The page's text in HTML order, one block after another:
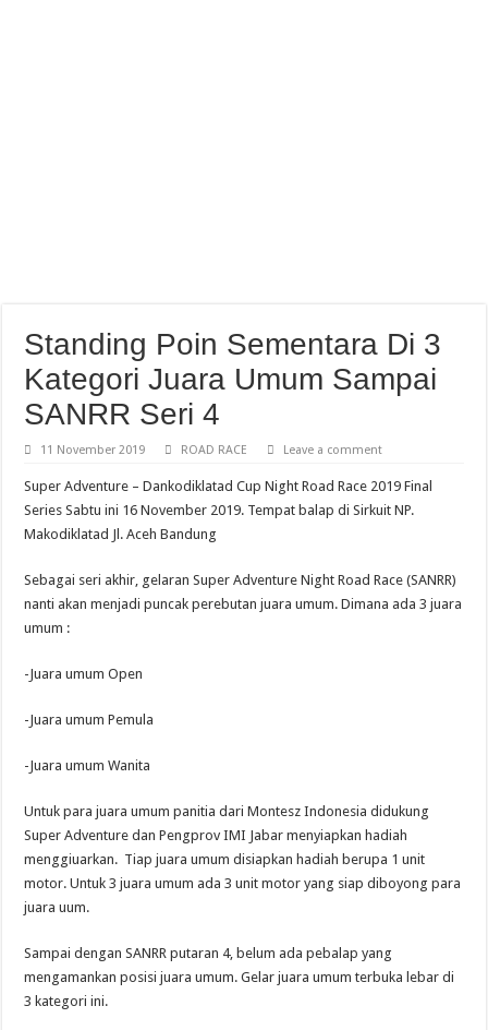
Standing Poin Sementara Di 3
Kategori Juara Umum Sampai
SANRR Seri 4
11 November 2019 ROAD RACE Leave a comment
Super Adventure – Dankodiklatad Cup Night Road Race 2019 Final
Series Sabtu ini 16 November 2019. Tempat balap di Sirkuit NP.
Makodiklatad Jl. Aceh Bandung
Sebagai seri akhir, gelaran Super Adventure Night Road Race (SANRR)
nanti akan menjadi puncak perebutan juara umum. Dimana ada 3 juara
umum :
-Juara umum Open
-Juara umum Pemula
-Juara umum Wanita
Untuk para juara umum panitia dari Montesz Indonesia didukung
Super Adventure dan Pengprov IMI Jabar menyiapkan hadiah
menggiuarkan. Tiap juara umum disiapkan hadiah berupa 1 unit
motor. Untuk 3 juara umum ada 3 unit motor yang siap diboyong para
juara uum.
Sampai dengan SANRR putaran 4, belum ada pebalap yang
mengamankan posisi juara umum. Gelar juara umum terbuka lebar di
3 kategori ini.